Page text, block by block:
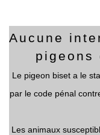
Aucune
pigeons
Le pigeon biset a le
par le code pénal
Les animaux